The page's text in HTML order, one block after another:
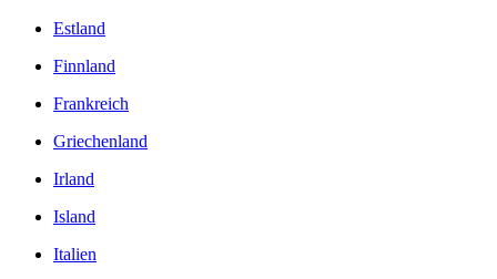
Estland
Finnland
Frankreich
Griechenland
Irland
Island
Italien